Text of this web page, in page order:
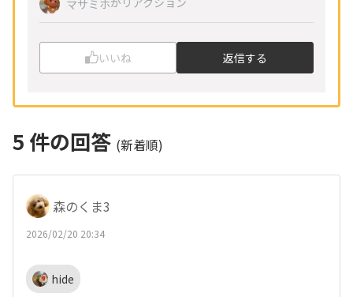
マサミホ
いいね 返信する
5 件の回答 (新着順)
森のくま3
2026/02/20 20:34
hide